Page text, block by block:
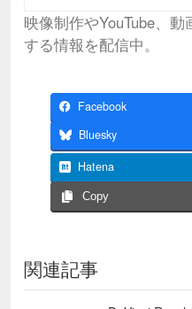
映像制作やYouTube、
する情報を配信中。
Facebook
Bluesky
Hatena
Copy
関連記事